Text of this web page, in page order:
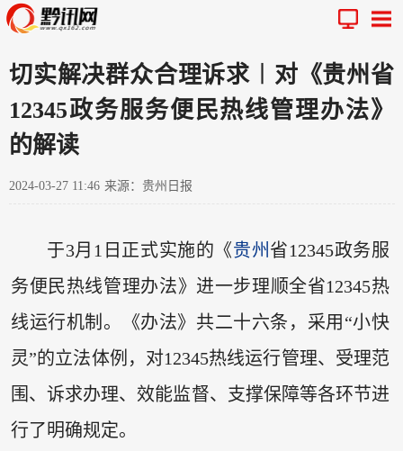
切实解决群众合理诉求︱对《贵州省
12345政务服务便民热线管理办法》
的解读
2024-03-27 11:46 来源：贵州日报
于3月1日正式实施的《贵州 省12345政务服
务便民热线管理办法》进一步理顺全省12345热
线运行机制。《办法》共二十六条，采用“小快
灵”的立法体例，对12345热线运行管理、受理范
围、诉求办理、效能监督、支撑保障等各环节进
行了明确规定。